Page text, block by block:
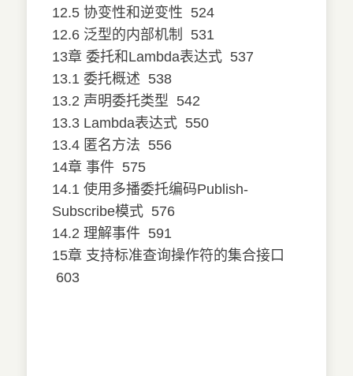
12.5 协变性和逆变性 524
12.6 泛型的内部机制
531
13章 委托和Lambda表达式 537
13.1 委托概述 538
13.2 声明委托类型 542
13.3 Lambda表达式 550
13.4 匿名方法 556
14章 事件 575
14.1 使用多播委托编码Publish-
Subscribe模式 576
14.2 理解事件 591
15章 支持标准查询操作符的集合接口
603